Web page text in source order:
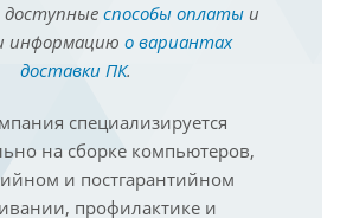
доступныеспособы оплатыи
информацию о вариантах
доставки ПК.
специализируется
на сборке компьютеров,
и постгарантийном
профилактике и